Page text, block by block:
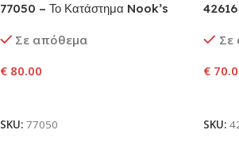
77050 – Το Κατάστημα Nook’s
Σε απόθεμα
€80.00
SKU: 77050
Σε
€
SKU: